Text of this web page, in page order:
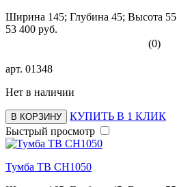
Ширина 145; Глубина 45; Высота 55
53 400 руб.
(0)
арт. 01348
Нет в наличии
В КОРЗИНУ
КУПИТЬ В 1 КЛИК
Быстрый просмотр
Тумба ТВ СН1050